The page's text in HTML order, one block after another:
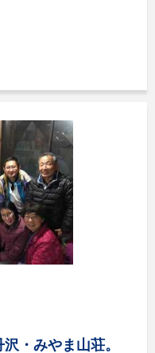
・みやま山荘。